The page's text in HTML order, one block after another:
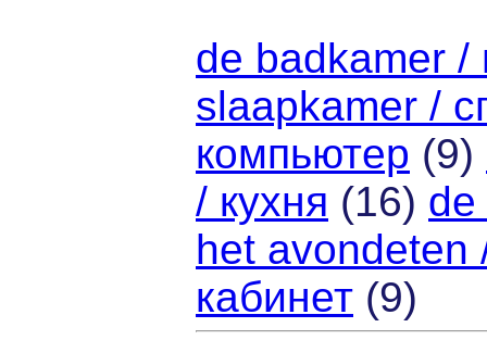
de badkamer /
slaapkamer /
компьютер (9)
/ кухня (16) de
het avondeten
кабинет (9)